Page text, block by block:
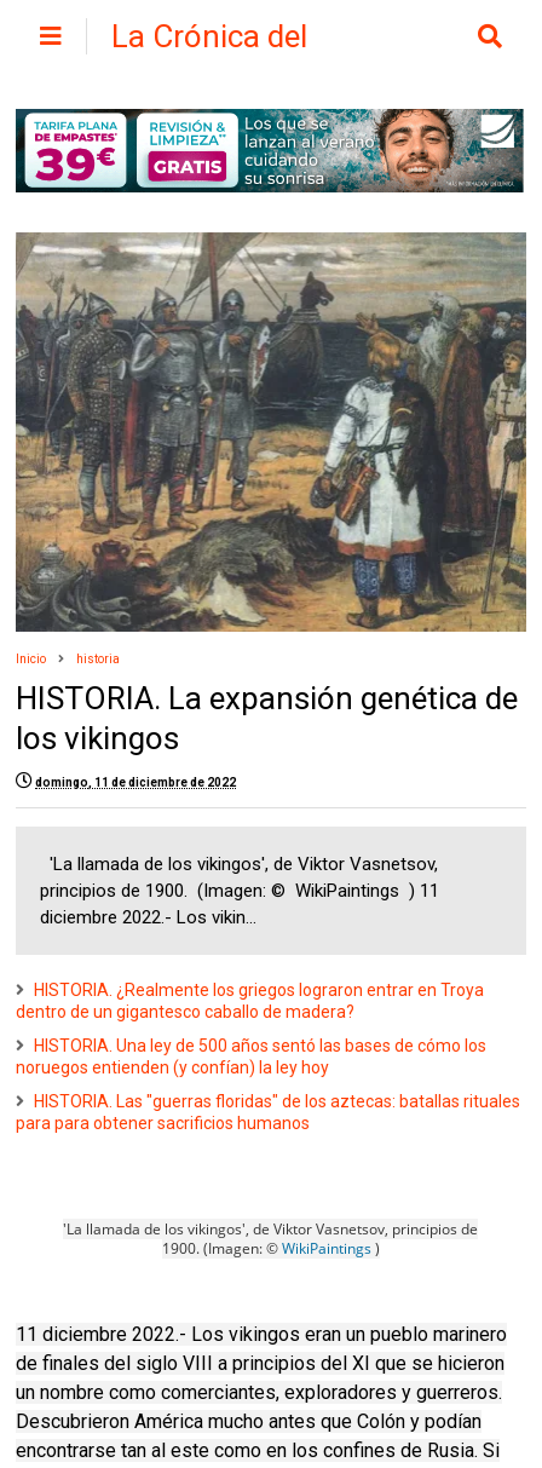
La Crónica del
Inicio historia
HISTORIA. La expansión genética de
los vikingos
domingo, 11 de diciembre de 2022
'La llamada de los vikingos', de Viktor Vasnetsov,
principios de 1900. (Imagen: © WikiPaintings ) 11
diciembre 2022.- Los vikin...
HISTORIA. ¿Realmente los griegos lograron entrar en Troya
dentro de un gigantesco caballo de madera?
HISTORIA. Una ley de 500 años sentó las bases de cómo los
noruegos entienden (y confían) la ley hoy
HISTORIA. Las "guerras floridas" de los aztecas: batallas rituales
para para obtener sacrificios humanos
'La llamada de los vikingos', de Viktor Vasnetsov, principios de
1900.(Imagen: ©WikiPaintings)
11 diciembre 2022.- Los vikingos eran un pueblo marinero
de finales del siglo VIII a principios del XI que se hicieron
un nombre como comerciantes, exploradores y guerreros.
Descubrieron América mucho antes que Colón y podían
encontrarse tan al este como en los confines de Rusia. Si